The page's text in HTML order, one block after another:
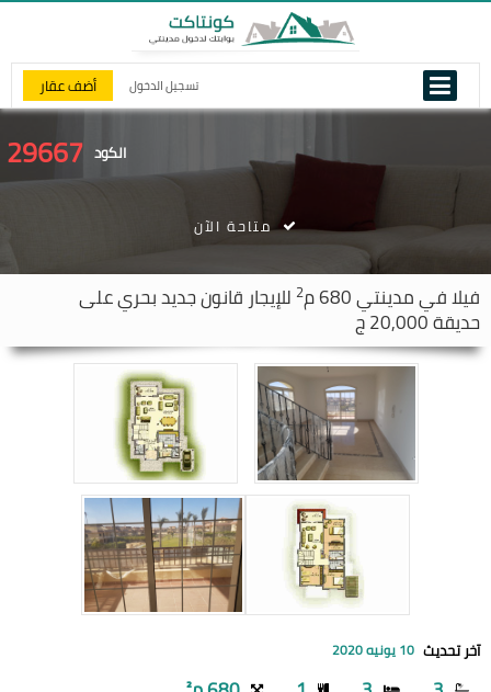
تسجيل الدخول أضف عقار
الكود 29667
فيلا فيمدينتي 2 للإيجار قانون جديد بحري على
حديقة 20,000 ج
متاحة الآن
آخر تحديث 10 يونيه 2020